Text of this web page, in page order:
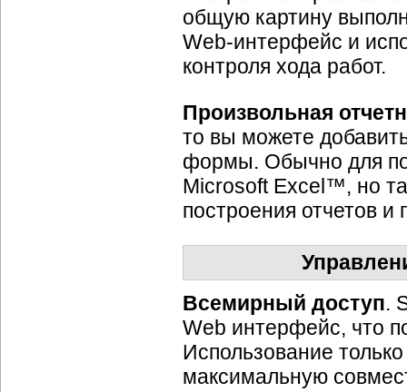
общую картину
Web-интерфейс и
контроля хода работ.
Произвольная
то вы можете
формы. Обычно для
Microsoft Excel™, но
построения отчетов
Всемирный доступ.
Web интерфейс, что
Использование
максимальную